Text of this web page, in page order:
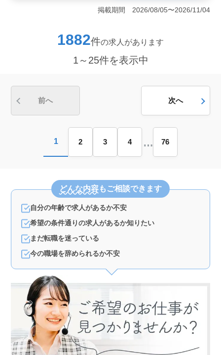
や竣工時に、施工品質の検査や報告書作成を行っていた
だきます。また、第三者検査機関への指導や品質チェッ
層の活躍＞ 50代以上や60代前半の方も積極的に活躍し
ています。経験者を歓迎し、安定した職場環境で長期的
で残業も少なめです。建築士や建築施工管理技士の経験
掲載期間 2026/08/05〜2026/11/04
1882件の求人があります
1～25件を表示中
前へ 次へ
1 2 3 4 … 76
どんな内容もご相談できます
自分の年齢で求人があるか不安
希望の条件通りの求人があるか知りたい
まだ転職を迷っている
今の職場を辞められるか不安